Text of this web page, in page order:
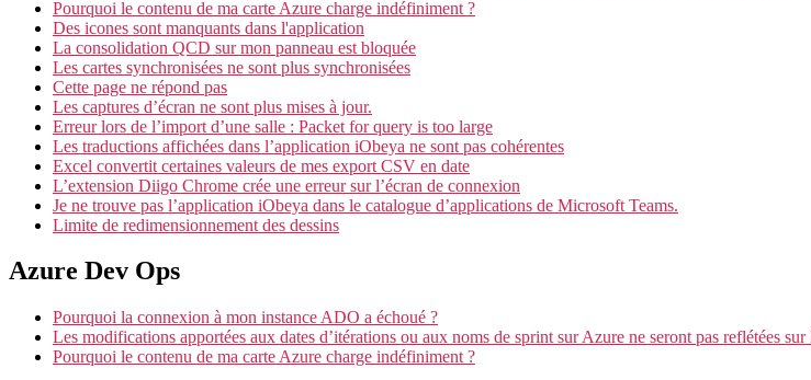
Pourquoi le contenu de ma carte Azure charge indéfiniment ?
Des icones sont manquants dans l'application
La consolidation QCD sur mon panneau est bloquée
Les cartes synchronisées ne sont plus synchronisées
Cette page ne répond pas
Les captures d’écran ne sont plus mises à jour.
Erreur lors de l’import d’une salle : Packet for query is too large
Les traductions affichées dans l’application iObeya ne sont pas cohérentes
Excel convertit certaines valeurs de mes export CSV en date
L’extension Diigo Chrome crée une erreur sur l’écran de connexion
Je ne trouve pas l’application iObeya dans le catalogue d’applications de Microsoft Teams.
Limite de redimensionnement des dessins
Azure Dev Ops
Pourquoi la connexion à mon instance ADO a échoué ?
Les modifications apportées aux dates d’itérations ou aux noms de sprint sur Azure ne seront pas reflétées
Pourquoi le contenu de ma carte Azure charge indéfiniment ?